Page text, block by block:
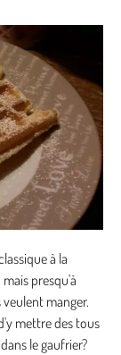
à la
presqu'à
manger.
mettre des tous
le gaufrier?